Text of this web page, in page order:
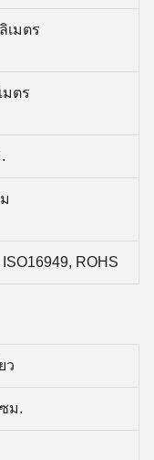
เมตร
มตร
ISO16949, ROHS
ว
ม.